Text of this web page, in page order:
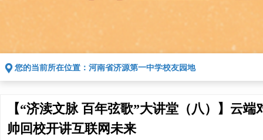
끇 您的当前所在位置： 河南省济源第一中学校友园地
【“济渎文脉 百年弦歌”大讲堂（八）】云
帅回校开讲互联网未来